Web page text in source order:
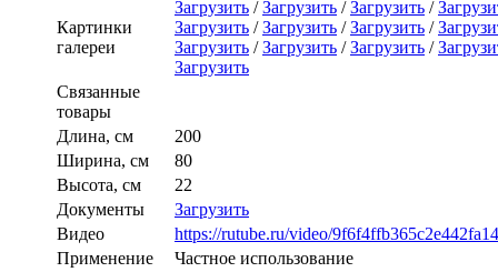
Картинки
галереи
Загрузить /Загрузить /Загрузить /
Загрузить /Загрузить /Загрузить /
Загрузить /Загрузить /Загрузить /
Загрузить
Связанные
товары
Длина, см
200
Ширина, см
80
Высота, см
22
Документы
Загрузить
Видео
https://rutube.ru/video/
Применение
Частное использование